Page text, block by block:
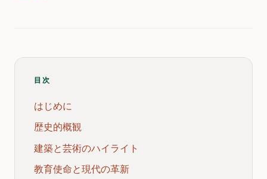
目次
はじめに
歴史的概観
建築と芸術のハイライト
教育使命と現代の革新